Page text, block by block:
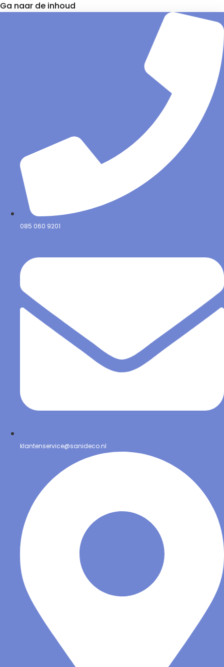
Ga naar de inhoud
085 060 9201
klantenservice@sanideco.nl